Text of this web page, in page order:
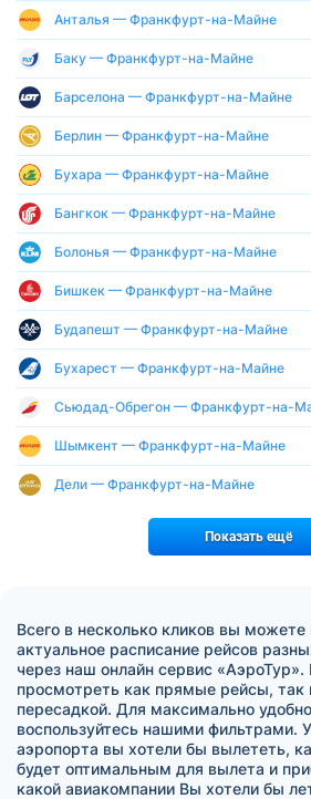
Анталья — Франкфурт-на-Майне
Баку — Франкфурт-на-Майне
Барселона — Франкфурт-на-Майне
Берлин — Франкфурт-на-Майне
Бухара — Франкфурт-на-Майне
Бангкок — Франкфурт-на-Майне
Болонья — Франкфурт-на-Майне
Бишкек — Франкфурт-на-Майне
Будапешт — Франкфурт-на-Майне
Бухарест — Франкфурт-на-Майне
Сьюдад-Обрегон — Франкфурт-на-
Шымкент — Франкфурт-на-Майне
Дели — Франкфурт-на-Майне
Показать ещё
Всего в несколько кликов вы
актуальное расписание рейсов
через наш онлайн сервис
просмотреть как прямые рейсы,
пересадкой. Для максимально
воспользуйтесь нашими фильтрами.
аэропорта вы хотели бы вылететь,
будет оптимальным для вылета и
какой авиакомпании Вы хотели бы